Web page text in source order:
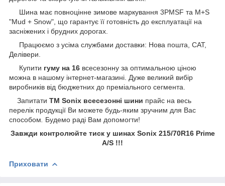
Шина має повноцінне зимове маркування 3PMSF та M+S
"Mud + Snow", що гарантує її готовність до експлуатації на
засніжених і брудних дорогах.
Працюємо з усіма службами доставки: Нова пошта, САТ,
Делівери.
Купити гуму на 16 всесезонну за оптимальною ціною
можна в нашому інтернет-магазині. Дуже великий вибір
виробників від бюджетних до преміального сегмента.
Запитати ТМ Sonix всесезонні шини прайс на весь
перелік продукції Ви можете будь-яким зручним для Вас
способом
Будемо раді Вам допомогти!
Завжди контролюйте тиск у шинах Sonix 215/70R16 Prime
A/S !!!
Приховати